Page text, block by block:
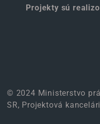
Projekty sú
© 2024 Ministerstvo
SR, Projektová